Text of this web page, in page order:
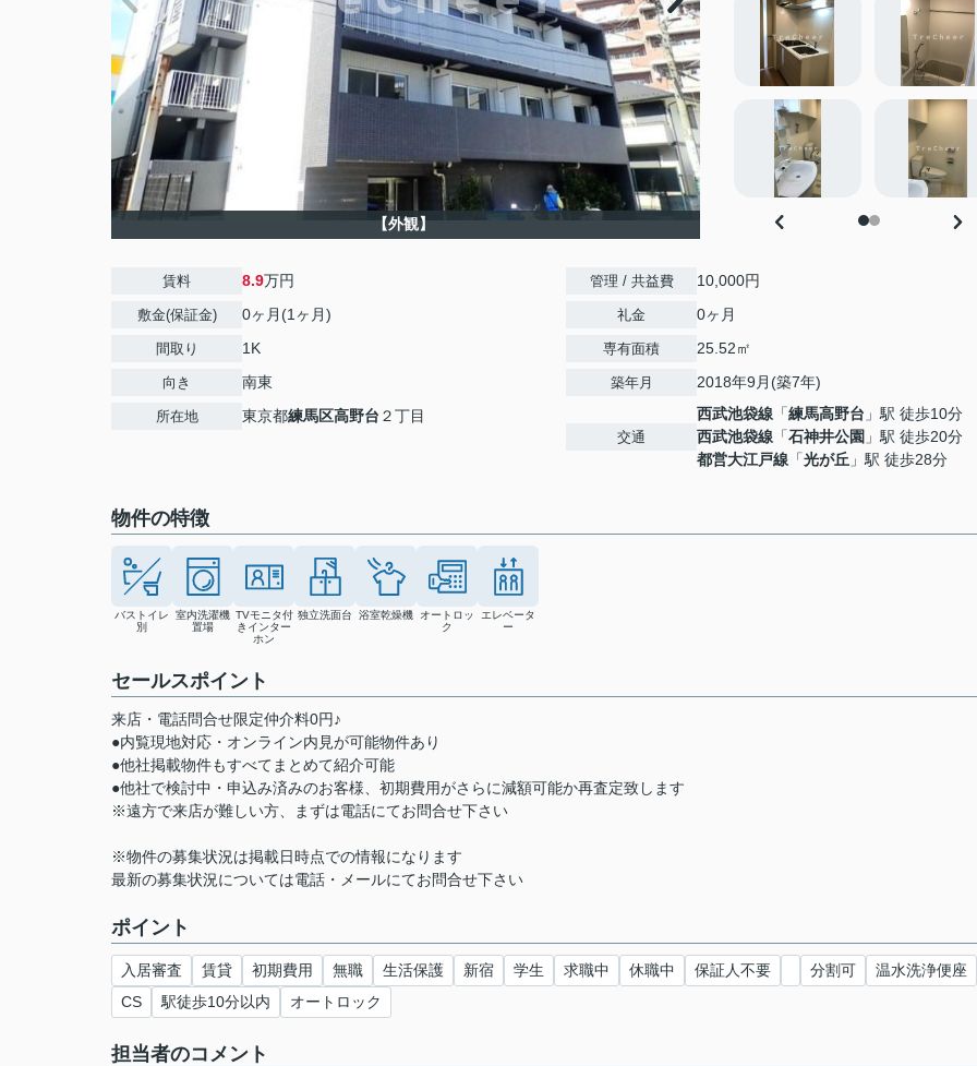
【外観】
賃料 8.9万円
敷金(保証金) 0ヶ月(1ヶ月)
間取り 1K
向き 南東
所在地 東京都練馬区高野台 ２丁目
管理 / 共益費 10,000円
礼金 0ヶ月
専有面積 25.52㎡
築年月 2018年9月(築7年)
交通
西武池袋線 「練馬高野台 」駅 徒歩10分
西武池袋線 「石神井公園 」駅 徒歩20分
都営大江戸線 「光が丘 」駅 徒歩28分
物件の特徴
バストイレ
別
室内洗濯機
置場
TVモニタ付
きインター
ホン
独立洗面台 浴室乾燥機
オートロッ
ク
エレベータ
ー
セールスポイント
来店・電話問合せ限定仲介料0円♪
●内覧現地対応・オンライン内見が可能物件あり
●他社掲載物件もすべてまとめて紹介可能
●他社で検討中・申込み済みのお客様、初期費用がさらに減額可能か再査定致します
※遠方で来店が難しい方、まずは電話にてお問合せ下さい
※物件の募集状況は掲載日時点での情報になります
最新の募集状況については電話・メールにてお問合せ下さい
ポイント
入居審査 賃貸 初期費用 無職 生活保護 新宿 学生 求職中 休職中 保証人不要 分割可
温水洗浄便座
CS
駅徒歩10分以内 オートロック
担当者のコメント